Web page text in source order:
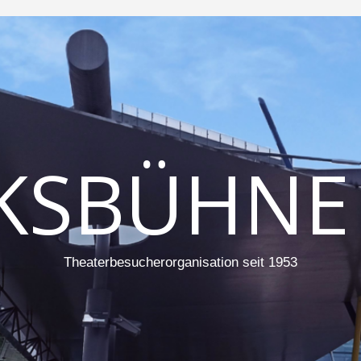
Theaterbesucherorganisation seit 1953